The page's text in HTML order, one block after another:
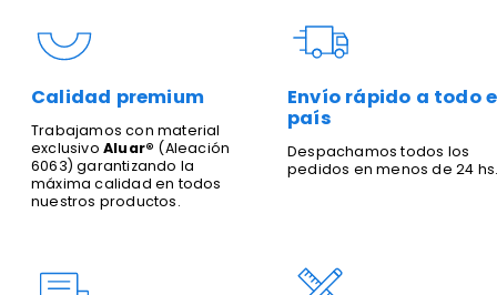
Calidad premium
Trabajamos con material
exclusivo Aluar® (Aleación
6063) garantizando la
máxima calidad en todos
nuestros productos.
Envío rápido a todo
país
Despachamos todos los
pedidos en menos de 24